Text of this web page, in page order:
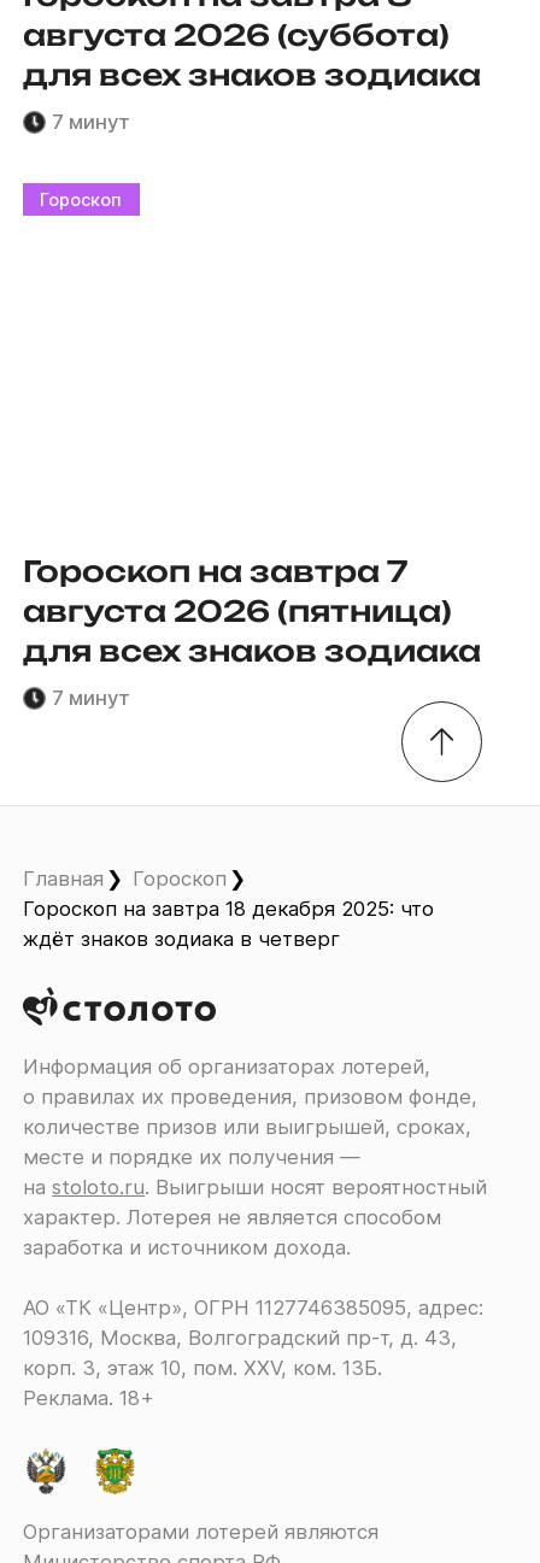
августа 2026 (суббота)
для всех знаков зодиака
7 минут
Гороскоп
Гороскоп на завтра 7
августа 2026 (пятница)
для всех знаков зодиака
7 минут
Главная
Гороскоп
Гороскоп на завтра 18 декабря 2025: что
ждёт знаков зодиака в четверг
Информация об организаторах лотерей,
о правилах их проведения, призовом фонде,
количестве призов или выигрышей, сроках,
месте и порядке их получения ―
наstoloto.ru. Выигрыши носят вероятностный
характер. Лотерея не является способом
заработка и источником дохода.
АО «ТК «Центр», ОГРН 1127746385095, адрес:
109316, Москва, Волгоградский пр-т, д. 43,
корп. 3, этаж 10, пом. XXV, ком. 13Б.
Реклама. 18+
Организаторами лотерей являются